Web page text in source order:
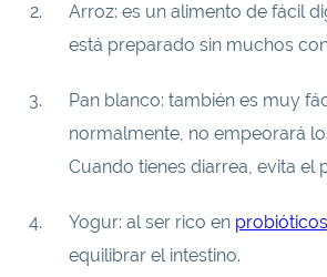
Arroz: es un alimento de fácil
está preparado sin muchos
Pan blanco: también es muy
normalmente, no empeorará
Cuando tienes diarrea, evita el
Yogur: al ser rico en probióticos
equilibrar el intestino.